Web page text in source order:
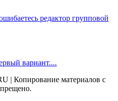
редактор групповой
вариант....
| Копирование материалов с